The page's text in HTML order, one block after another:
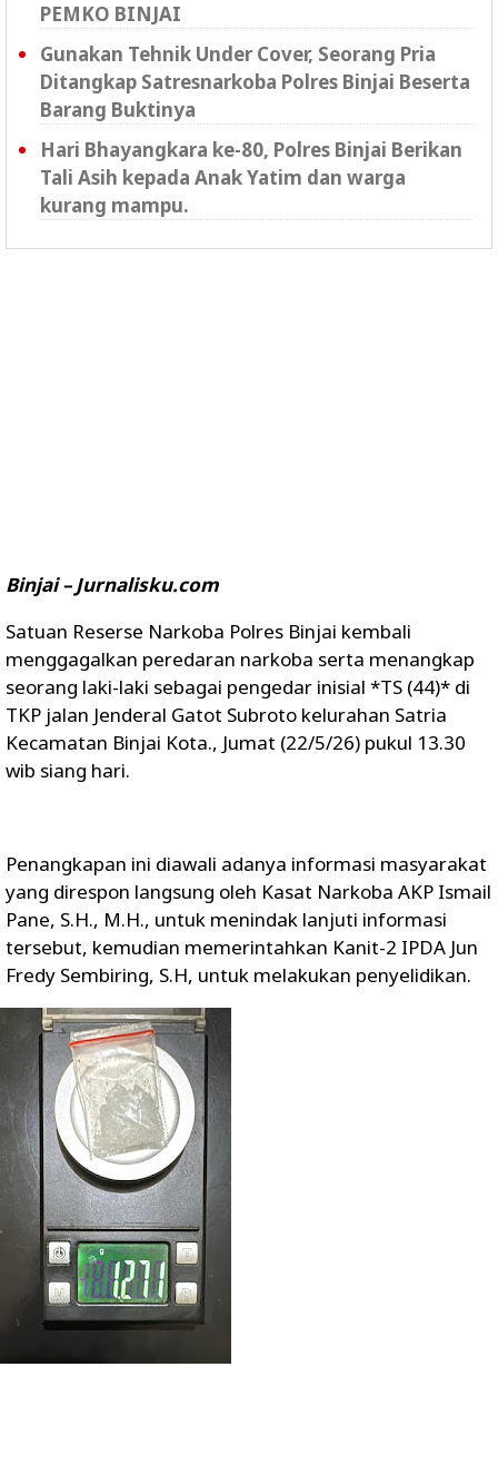
PEMKO BINJAI
Gunakan Tehnik Under Cover, Seorang Pria
Ditangkap Satresnarkoba Polres Binjai Beserta
Barang Buktinya
Hari Bhayangkara ke-80, Polres Binjai Berikan
Tali Asih kepada Anak Yatim dan warga
kurang mampu.
Binjai – Jurnalisku.com
Satuan Reserse Narkoba Polres Binjai kembali
menggagalkan peredaran narkoba serta menangkap
seorang laki-laki sebagai pengedar inisial *TS (44)* di
TKP jalan Jenderal Gatot Subroto kelurahan Satria
Kecamatan Binjai Kota., Jumat (22/5/26) pukul 13.30
wib siang hari.
Penangkapan ini diawali adanya informasi masyarakat
yang direspon langsung oleh Kasat Narkoba AKP Ismail
Pane, S.H., M.H., untuk menindak lanjuti informasi
tersebut, kemudian memerintahkan Kanit-2 IPDA Jun
Fredy Sembiring, S.H, untuk melakukan penyelidikan.